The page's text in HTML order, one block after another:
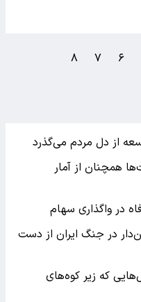
۶ ۷ ۸
از دل مردم می‌گذرد
همچنان از آمار
در واگذاری سهام
سرنشین‌دار در جنگ ایران از دست
که زیر کوه‌های